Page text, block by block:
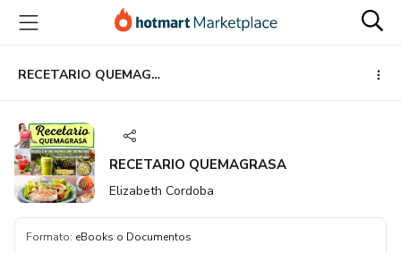
principal
página
de
página
RECETARIO QUEMAGRASA
RECETARIO QUEMAGRASA
Elizabeth Cordoba
Formato: eBooks o Documentos